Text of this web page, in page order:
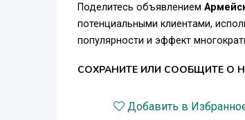
Поделитесь объявлением
потенциальными клиентами,
популярности и эффект
СОХРАНИТЕ ИЛИ СООБЩИТЕ О
Добавить в